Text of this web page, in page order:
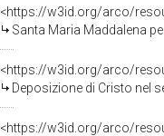
<https://w3id.org/arco/
Santa Maria Maddalena
<https://w3id.org/arco/
Deposizione di Cristo nel
<https://w3id.org/arco/